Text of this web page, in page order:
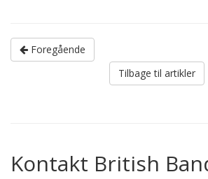
Foregående
Tilbage til artikler
Kontakt British